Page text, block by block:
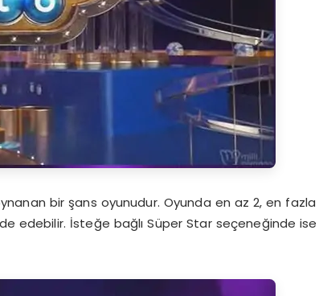
bir şans oyunudur. Oyunda en az 2, en fazla
edebilir. İsteğe bağlı Süper Star seçeneğinde ise